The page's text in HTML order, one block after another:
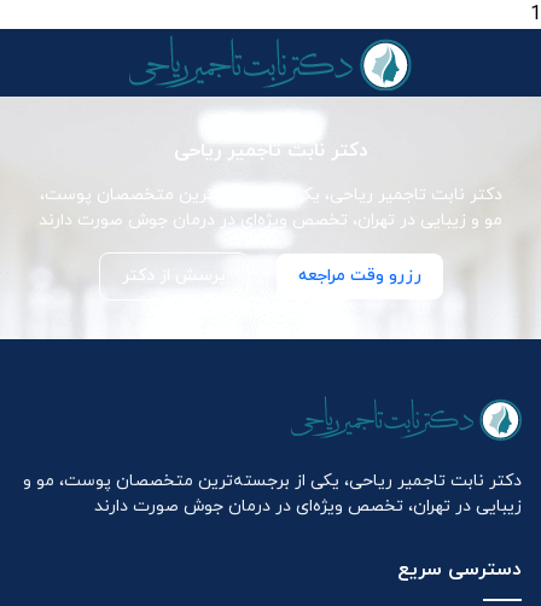
1
دکتر نابت تاجمیر ریاحی
دکتر نابت تاجمیر ریاحی، یکی از برجسته‌ترین متخصصان پوست،
مو و زیبایی در تهران، تخصص ویژه‌ای در درمان جوش صورت دارند
رزرو وقت مراجعه پرسش از دکتر
دکتر نابت تاجمیر ریاحی، یکی از برجسته‌ترین متخصصان پوست، مو و
زیبایی در تهران، تخصص ویژه‌ای در درمان جوش صورت دارند
دسترسی سریع